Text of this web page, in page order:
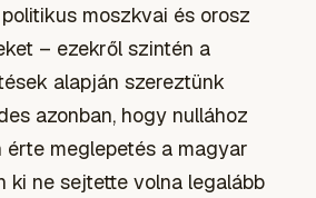
moszkvai és orosz
– ezekről szintén a
alapján szereztünk
azonban, hogy nullához
érte meglepetés a magyar
ki ne sejtette volna legalább